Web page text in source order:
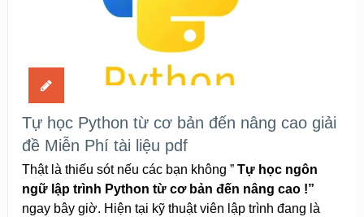
Tự học Python từ cơ bản đến nâng cao giải
đề Miễn Phí tài liệu pdf
Thật là thiếu sót nếu các bạn không ” Tự học ngôn
ngữ lập trình Python từ cơ bản đến nâng cao !”
ngay bây giờ. Hiện tại kỹ thuật viên lập trình đang là